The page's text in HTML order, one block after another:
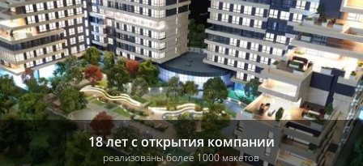
18 лет с открытия компании
реализованы более 1000 макетов